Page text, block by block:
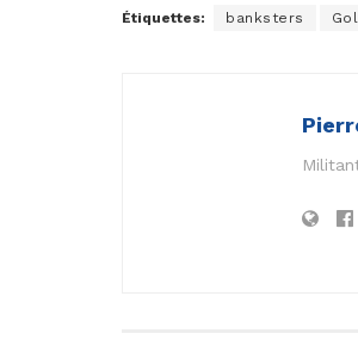
Étiquettes: banksters